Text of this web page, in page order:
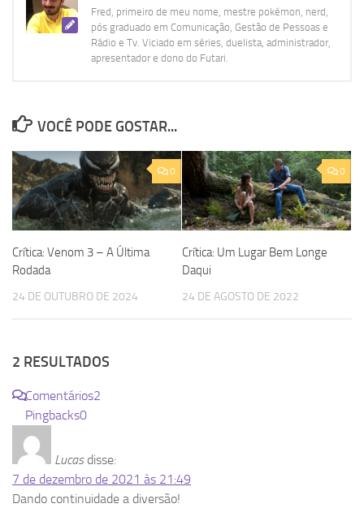
Fred, primeiro de meu nome, mestre pokémon, nerd,
pós graduado em Comunicação, Gestão de Pessoas e
Rádio e Tv. Viciado em séries, duelista, administrador,
apresentador e dono do Futari.
VOCÊ PODE GOSTAR...
0
Crítica: Venom 3 – A Última
Rodada
24 DE OUTUBRO DE 2024
0
Crítica: Um Lugar Bem Longe
Daqui
24 DE AGOSTO DE 2022
2 RESULTADOS
Comentários2
Pingbacks0
Lucas disse:
7 de dezembro de 2021 às 21:49
Dando continuidade a diversão!